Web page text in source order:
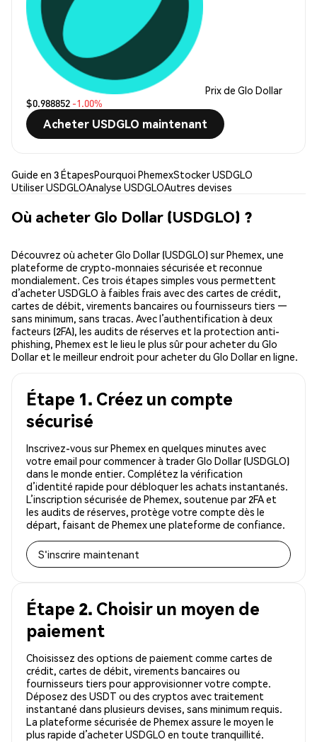
Prix de Glo Dollar
$0.988852 -1.00%
Acheter USDGLO maintenant
Guide en 3 ÉtapesPourquoi PhemexStocker USDGLO
Utiliser USDGLOAnalyse USDGLOAutres devises
Où acheter Glo Dollar (USDGLO) ?
Découvrez où acheter Glo Dollar (USDGLO) sur Phemex, une
plateforme de crypto-monnaies sécurisée et reconnue
mondialement. Ces trois étapes simples vous permettent
d’acheter USDGLO à faibles frais avec des cartes de crédit,
cartes de débit, virements bancaires ou fournisseurs tiers —
sans minimum, sans tracas. Avec l’authentification à deux
facteurs (2FA), les audits de réserves et la protection anti-
phishing, Phemex est le lieu le plus sûr pour acheter du Glo
Dollar et le meilleur endroit pour acheter du Glo Dollar en ligne.
Étape 1. Créez un compte
sécurisé
Inscrivez-vous sur Phemex en quelques minutes avec
votre email pour commencer à trader Glo Dollar (USDGLO)
dans le monde entier. Complétez la vérification
d’identité rapide pour débloquer les achats instantanés.
L’inscription sécurisée de Phemex, soutenue par 2FA et
les audits de réserves, protège votre compte dès le
départ, faisant de Phemex une plateforme de confiance.
S'inscrire maintenant
Étape 2. Choisir un moyen de
paiement
Choisissez des options de paiement comme cartes de
crédit, cartes de débit, virements bancaires ou
fournisseurs tiers pour approvisionner votre compte.
Déposez des USDT ou des cryptos avec traitement
instantané dans plusieurs devises, sans minimum requis.
La plateforme sécurisée de Phemex assure le moyen le
plus rapide d’acheter USDGLO en toute tranquillité.